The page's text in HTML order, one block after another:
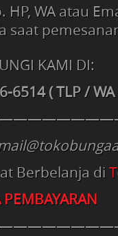
HP, WA atau
saat
KAMI DI:
6514 ( TLP /
Berbelanja di
PEMBAYARAN